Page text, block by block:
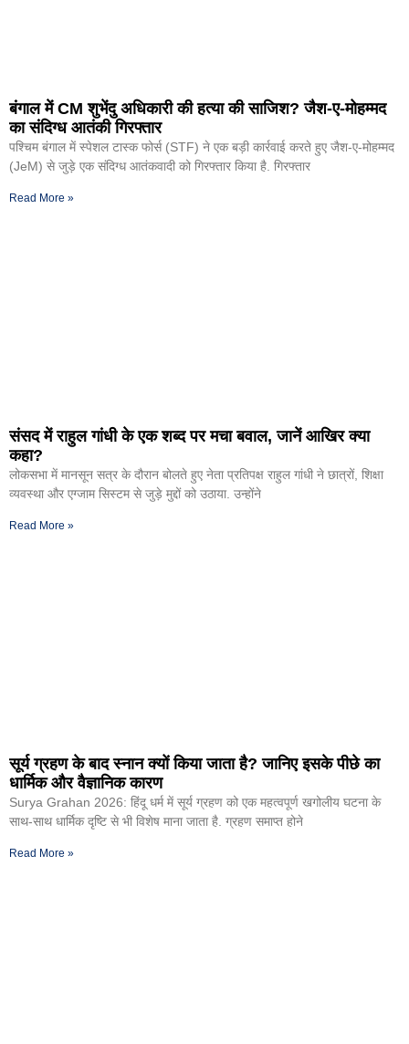
बंगाल में CM शुभेंदु अधिकारी की हत्या की साजिश? जैश-ए-मोहम्मद
का संदिग्ध आतंकी गिरफ्तार
पश्चिम बंगाल में स्पेशल टास्क फोर्स (STF) ने एक बड़ी कार्रवाई करते हुए जैश-ए-मोहम्मद
(JeM) से जुड़े एक संदिग्ध आतंकवादी को गिरफ्तार किया है. गिरफ्तार
Read More »
संसद में राहुल गांधी के एक शब्द पर मचा बवाल, जानें आखिर क्या
कहा?
लोकसभा में मानसून सत्र के दौरान बोलते हुए नेता प्रतिपक्ष राहुल गांधी ने छात्रों, शिक्षा
व्यवस्था और एग्जाम सिस्टम से जुड़े मुद्दों को उठाया. उन्होंने
Read More »
सूर्य ग्रहण के बाद स्नान क्यों किया जाता है? जानिए इसके पीछे का
धार्मिक और वैज्ञानिक कारण
Surya Grahan 2026: हिंदू धर्म में सूर्य ग्रहण को एक महत्वपूर्ण खगोलीय घटना के
साथ-साथ धार्मिक दृष्टि से भी विशेष माना जाता है. ग्रहण समाप्त होने
Read More »